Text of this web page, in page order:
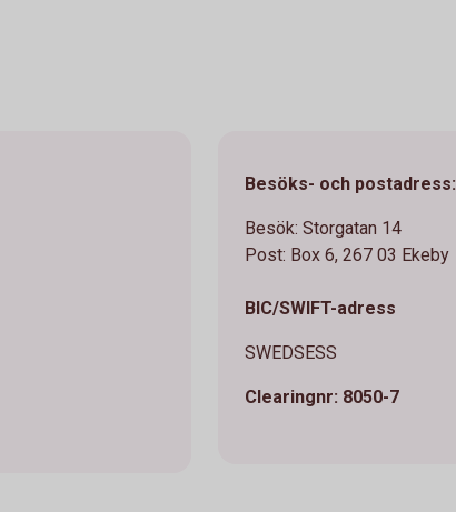
Besöks- och postadress:
Besök: Storgatan 14
Post: Box 6, 267 03 Ekeby
BIC/SWIFT-adress
SWEDSESS
Clearingnr: 8050-7